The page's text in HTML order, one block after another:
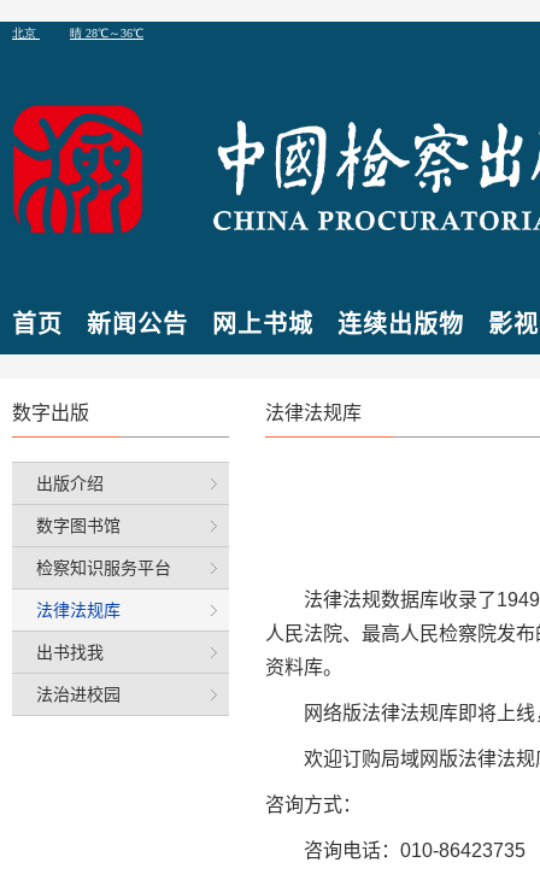
首页 新闻公告 网上书城 连续出版物 影
数字出版
出版介绍
数字图书馆
检察知识服务平台
法律法规库
出书找我
法治进校园
法律法规库
法律法规数据库收录了
人民法院、最高人民检察院发
资料库。
网络版法律法规库即将上
欢迎订购局域网版法律法
咨询方式：
咨询电话：010-